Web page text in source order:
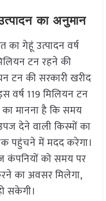
का अनुमान
का गेहूं उत्पादन वर्ष
टन रहने की
टन की सरकारी खरीद
वर्ष 119 मिलियन टन
का मानना है कि समय
देने वाली किस्मों का
पहुंचने में मदद करेगा।
कंपनियों को समय पर
का अवसर मिलेगा,
सकेगी।